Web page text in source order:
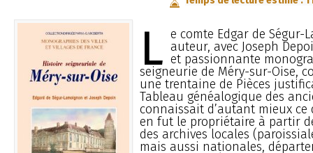
L e comte Edgar de Ségur-
auteur, avec Joseph
et passionnante
seigneurie de Méry-sur-Oise,
une trentaine de Pièces
Tableau généalogique des
connaissait d’autant mieux ce
en fut le propriétaire à partir
des archives locales
mais aussi nationales,